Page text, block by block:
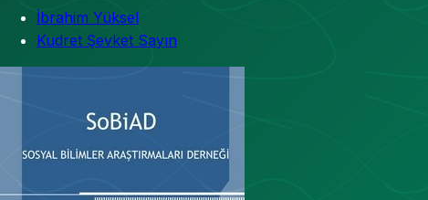
İbrahim Yüksel
Kudret Şevket Sayın